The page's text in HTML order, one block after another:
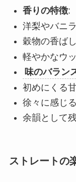
香りの特徴:
洋梨やバニ
穀物の香ば
軽やかなウ
味のバラン
初めにくる
徐々に感じ
余韻として
ストレートの